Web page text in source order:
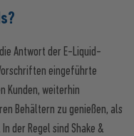
Antwort der E-Liquid-
eingeführte
Kunden, weiterhin
Behältern zu genießen, als
der Regel sind Shake &